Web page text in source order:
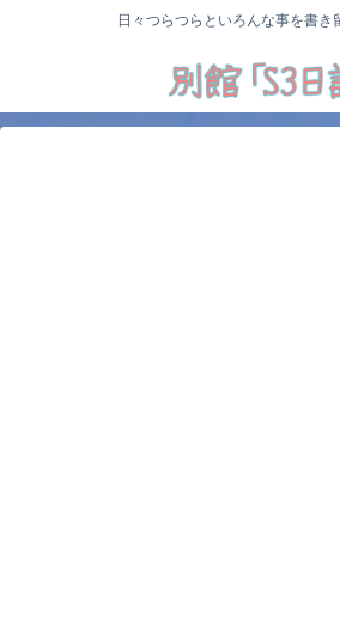
日々つらつらといろんな事を書き